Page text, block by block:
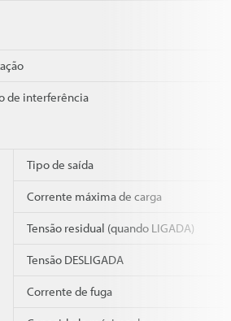
de interferência
Tipo de saída
Corrente máxima de carga
Tensão residual (quando LIGADA)
Tensão DESLIGADA
Corrente de fuga